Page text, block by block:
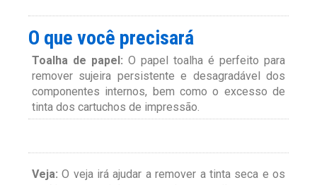
O que você precisará
Toalha de papel: O papel toalha é perfeito para
remover sujeira persistente e desagradável dos
componentes internos, bem como o excesso de
tinta dos cartuchos de impressão.
Veja: O veja irá ajudar a remover a tinta seca e os